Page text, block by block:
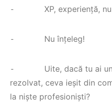
⁃ XP, experiență, nu
⁃ Nu înțeleg!
⁃ Uite, dacă tu ai un
rezolvat, ceva ieșit din
la niște profesioniști?